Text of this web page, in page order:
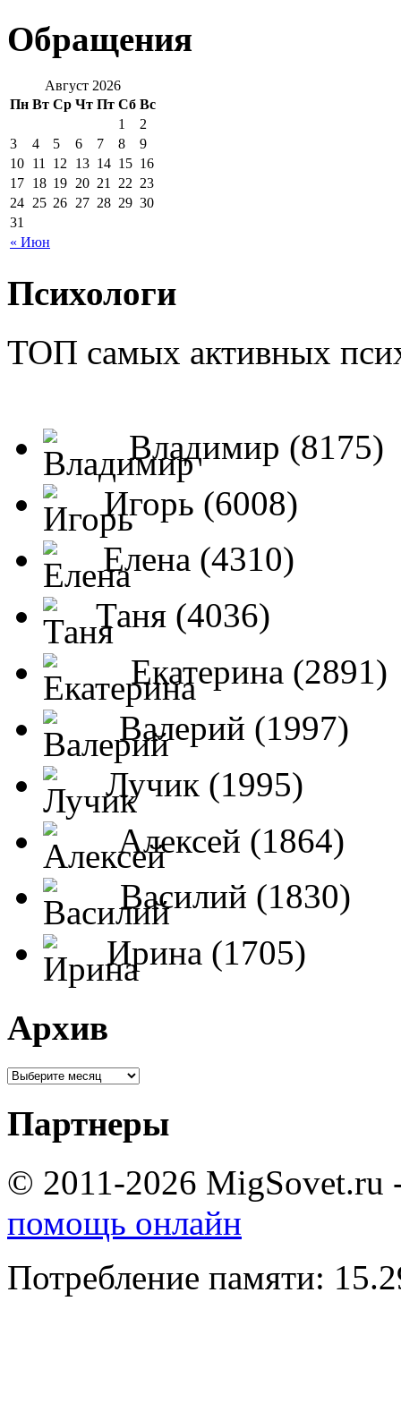
Обращения
Август 2026
Пн Вт Ср Чт Пт Сб Вс
« Июн
1
2
3
4 5 6 7 8
9
10 11 12 13 14 15 16
17 18 19 20 21 22 23
24 25 26 27 28 29 30
31
Психологи
ТОП самых активных
Владимир (8175)
Игорь (6008)
Елена (4310)
Таня (4036)
Екатерина (2891)
Валерий (1997)
Лучик (1995)
Алексей (1864)
Василий (1830)
Ирина (1705)
Архив
Партнеры
© 2011-2026 MigSovet.ru
помощь онлайн
Потребление памяти: